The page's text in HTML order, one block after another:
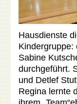
Hausdienste
Kindergruppe:
Sabine
durchgeführt.
und Detlef
Regina lernte